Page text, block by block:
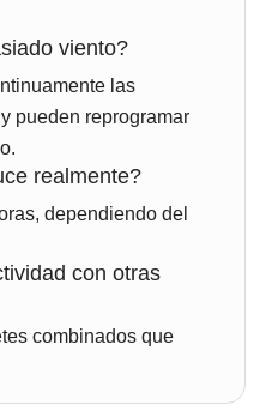
viento?
las
pueden reprogramar
realmente?
dependiendo del
con otras
combinados que